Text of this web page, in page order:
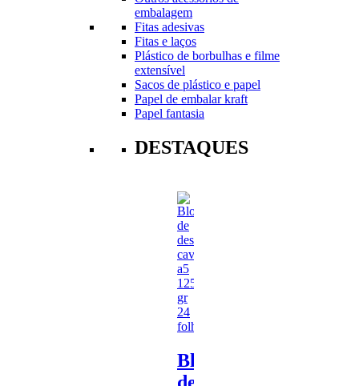
embalagem
Fitas adesivas
Fitas e laços
Plástico de borbulhas e filme
extensível
Sacos de plástico e papel
Papel de embalar kraft
Papel fantasia
DESTAQUES
Bloco
de